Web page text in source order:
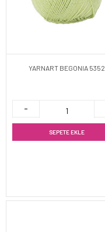
YARNART BEGONIA 5352
SEPETE EKLE